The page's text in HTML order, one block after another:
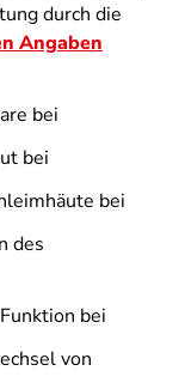
durch die
Angaben
bei
bei
bei
des
bei
von